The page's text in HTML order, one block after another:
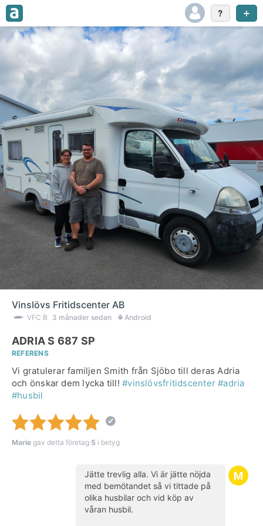
Vinslövs Fritidscenter AB
VFC B 3 månader sedan Android
ADRIA S 687 SP
REFERENS
Vi gratulerar familjen Smith från Sjöbo till deras Adria
och önskar dem lycka till!#vinslövsfritidscenter #adria
#husbil
Marie gav detta företag 5 i betyg
Jätte trevlig alla. Vi är jätte nöjda
med bemötandet så vi tittade på
olika husbilar och vid köp av
våran husbil.